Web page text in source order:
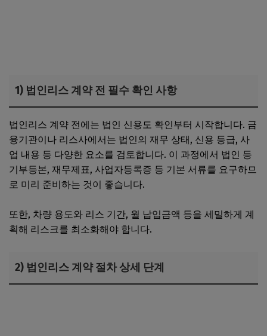
1) 법인리스 계약 전 필수 확인 사항
법인리스 계약 전에는 법인 신용도 확인부터 시작합니다. 금
융기관이나 리스사에서는 법인의 재무 상태, 신용 등급, 사
업 내용 등 다양한 요소를 검토합니다. 이 과정에서 법인 등
기부등본, 재무제표, 사업자등록증 등 기본 서류를 요구하므
로 미리 준비하는 것이 좋습니다.
또한, 차량 용도와 리스 기간, 월 납입금액 등을 세밀하게 계
획해 리스크를 최소화해야 합니다.
2) 법인리스 계약 절차 상세 단계